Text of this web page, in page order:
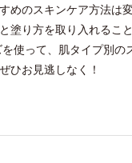
めのスキンケア方法
塗り方を取り入れる
を使って、肌タイプ別
ひお見逃しなく！